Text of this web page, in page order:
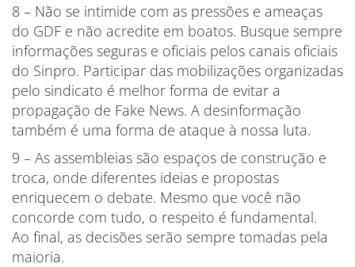
8 – Não se intimide com as pressões e ameaças
do GDF e não acredite em boatos. Busque sempre
informações seguras e oficiais pelos canais oficiais
do Sinpro. Participar das mobilizações organizadas
pelo sindicato é melhor forma de evitar a
propagação de Fake News. A desinformação
também é uma forma de ataque à nossa luta.
9 – As assembleias são espaços de construção e
troca, onde diferentes ideias e propostas
enriquecem o debate. Mesmo que você não
concorde com tudo, o respeito é fundamental.
Ao final, as decisões serão sempre tomadas pela
maioria.